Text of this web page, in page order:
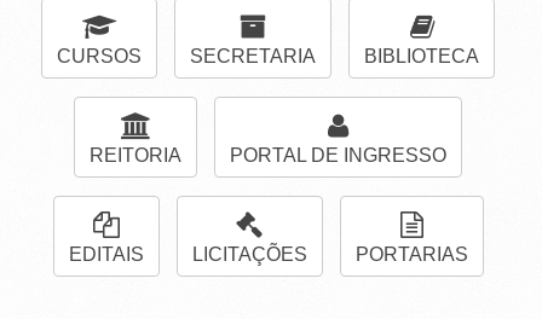
CURSOS SECRETARIA BIBLIOTECA
REITORIA PORTAL DE INGRESSO
EDITAIS LICITAÇÕES PORTARIAS